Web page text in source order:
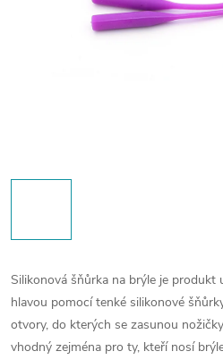
Silikonová šňůrka na brýle je produkt
hlavou pomocí tenké silikonové
otvory, do kterých se zasunou
vhodný zejména pro ty, kteří nosí